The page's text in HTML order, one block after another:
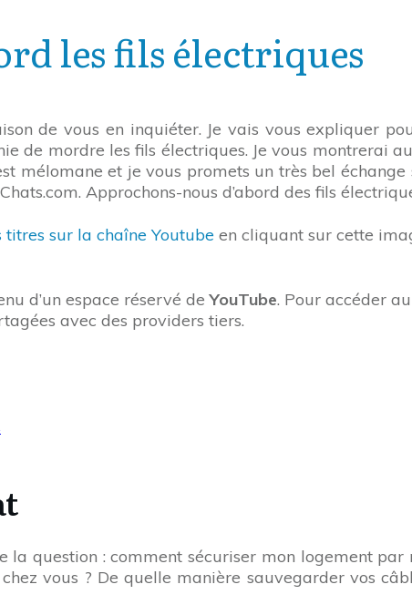
les fils électriques
de vous en inquiéter. Je vais vous expliquer
de mordre les fils électriques. Je vous montrerai
mélomane et je vous promets un très bel
Approchons-nous d’abord des fils
titres sur la chaîne Youtube en cliquant sur cette
d’un espace réservé deYouTube. Pour accéder
avec des providers tiers.
la question : comment sécuriser mon logement
vous ? De quelle manière sauvegarder vos